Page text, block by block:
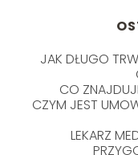
JAK DŁUGO
CO
CZYM JEST
LEKARZ